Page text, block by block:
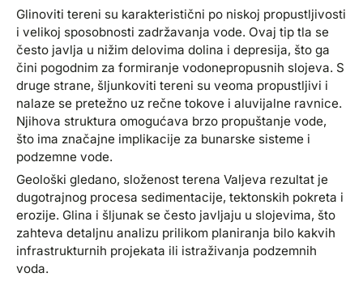
Glinoviti tereni su karakteristični po niskoj propustljivosti
i velikoj sposobnosti zadržavanja vode. Ovaj tip tla se
često javlja u nižim delovima dolina i depresija, što ga
čini pogodnim za formiranje vodonepropusnih slojeva. S
druge strane, šljunkoviti tereni su veoma propustljivi i
nalaze se pretežno uz rečne tokove i aluvijalne ravnice.
Njihova struktura omogućava brzo propuštanje vode,
što ima značajne implikacije za bunarske sisteme i
podzemne vode.
Geološki gledano, složenost terena Valjeva rezultat je
dugotrajnog procesa sedimentacije, tektonskih pokreta i
erozije. Glina i šljunak se često javljaju u slojevima, što
zahteva detaljnu analizu prilikom planiranja bilo kakvih
infrastrukturnih projekata ili istraživanja podzemnih
voda.